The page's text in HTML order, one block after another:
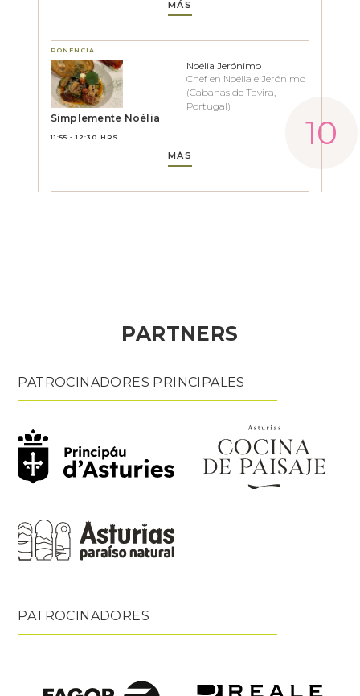
MÁS
PONENCIA
Simplemente Noélia
11:55 - 12:30 HRS
Noélia Jerónimo
Chef en Noélia e Jerónimo
(Cabanas de Tavira,
Portugal)
MÁS
PARTNERS
PATROCINADORES PRINCIPALES
PATROCINADORES